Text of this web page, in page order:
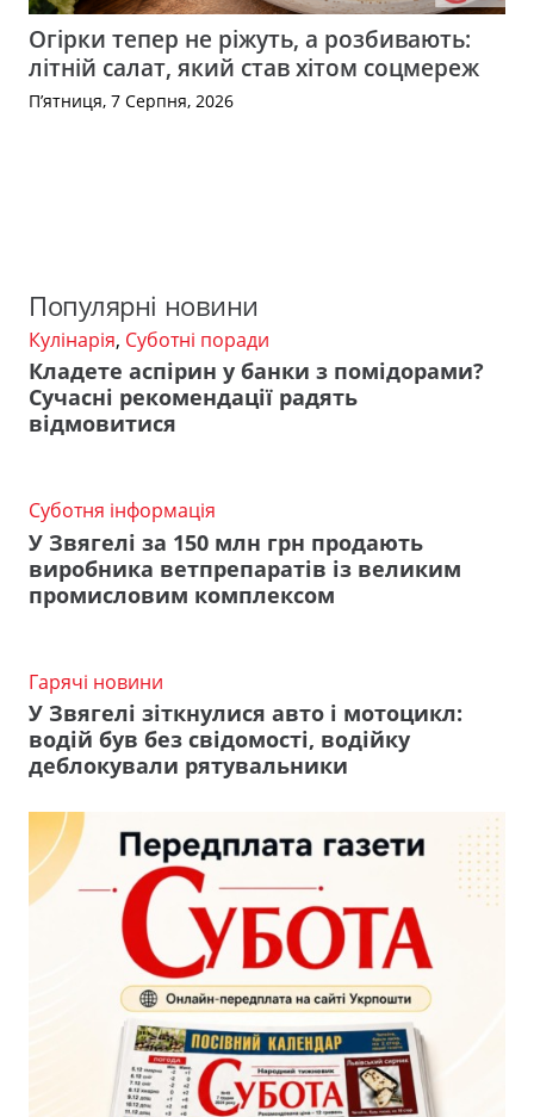
Огірки тепер не ріжуть, а розбивають:
літній салат, який став хітом соцмереж
П’ятниця, 7 Серпня, 2026
Популярні новини
Кулінарія, Суботні поради
Кладете аспірин у банки з помідорами?
Сучасні рекомендації радять
відмовитися
Суботня інформація
У Звягелі за 150 млн грн продають
виробника ветпрепаратів із великим
промисловим комплексом
Гарячі новини
У Звягелі зіткнулися авто і мотоцикл:
водій був без свідомості, водійку
деблокували рятувальники